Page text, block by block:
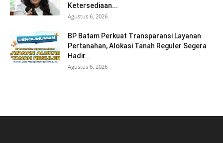
Ketersediaan...
Agustus 6, 2026
BP Batam Perkuat Transparansi Layanan
Pertanahan, Alokasi Tanah Reguler Segera
Hadir...
Agustus 6, 2026